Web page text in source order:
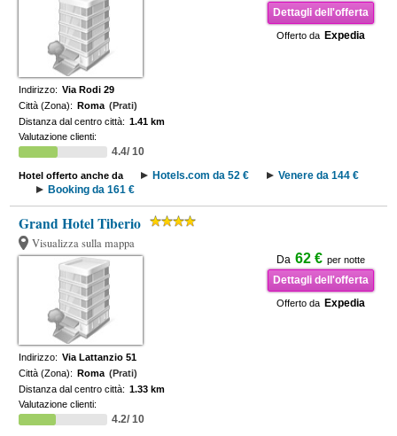
Dettagli dell'offerta
Offerto da Expedia
Indirizzo: Via Rodi 29
Città (Zona): Roma (Prati)
Distanza dal centro città: 1.41 km
Valutazione clienti:
4.4/ 10
Hotel offerto anche da Hotels.com da 52 €
Venere da 144 €
Booking da 161 €
Grand Hotel Tiberio
Visualizza sulla mappa
Da 62 € per notte
Dettagli dell'offerta
Offerto da Expedia
Indirizzo: Via Lattanzio 51
Città (Zona): Roma (Prati)
Distanza dal centro città: 1.33 km
Valutazione clienti:
4.2/ 10